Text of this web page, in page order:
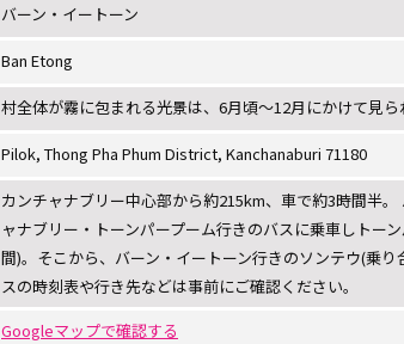
バーン・イートーン
Ban Etong
村全体が霧に包まれる光景は、6月頃～12月にかけて見ら
Pilok, Thong Pha Phum District, Kanchanaburi 71180
カンチャナブリー中心部から約215km、車で約3時間半
ャナブリー・トーンパープーム行きのバスに乗車しトー
間)。そこから、バーン・イートーン行きのソンテウ(乗
スの時刻表や行き先などは事前にご確認ください。
Googleマップで確認する